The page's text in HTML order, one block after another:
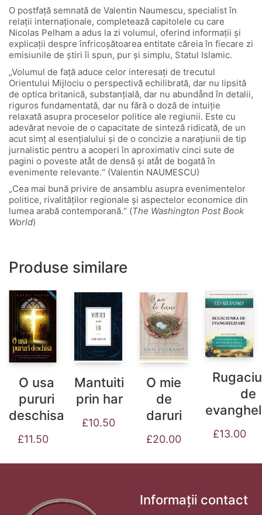
O postfaţă semnată de Valentin Naumescu, specialist în
relaţii internaţionale, completează capitolele cu care
Nicolas Pelham a adus la zi volumul, oferind informaţii şi
explicaţii despre înfricoşătoarea entitate căreia în fiecare zi
emisiunile de ştiri îi spun, pur şi simplu, Statul Islamic.
„Volumul de faţă aduce celor interesaţi de trecutul
Orientului Mijlociu o perspectivă echilibrată, dar nu lipsită
de optica britanică, substanţială, dar nu abundånd în detalii,
riguros fundamentată, dar nu fără o doză de intuiţie
relaxată asupra proceselor politice ale regiunii. Este cu
adevărat nevoie de o capacitate de sinteză ridicată, de un
acut simţ al esenţialului şi de o concizie a naraţiunii de tip
jurnalistic pentru a acoperi în aproximativ cinci sute de
pagini o poveste atåt de densă şi atåt de bogată în
evenimente relevante.“ (Valentin NAUMESCU)
„Cea mai bună privire de ansamblu asupra evenimentelor
politice, rivalităţilor regionale şi aspectelor economice din
lumea arabă contemporană.“ (The Washington Post Book
World)
Produse similare
O usa
pururi
deschisa
£11.50
Mantuiti
prin har
£10.50
O mie
de
daruri
£20.00
de
£13.00
Informații contact